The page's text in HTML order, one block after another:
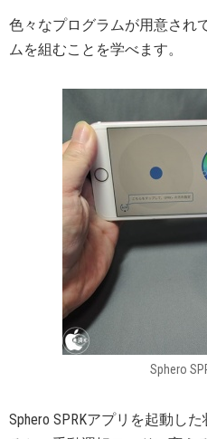
色々なプログラムが用意され
ムを組むことを学べます。
Sphero
Sphero SPRKアプリを起動し